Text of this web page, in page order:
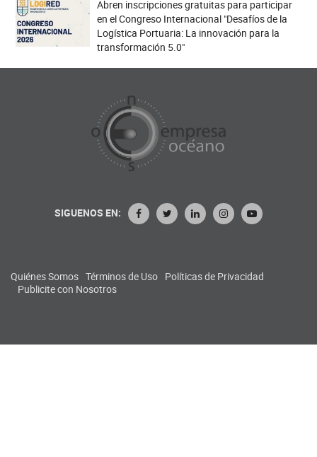
Abren inscripciones gratuitas para participar
en el Congreso Internacional "Desafíos de la
Logística Portuaria: La innovación para la
transformación 5.0"
SIGUENOS EN:
Quiénes Somos Términos de Uso Políticas de Privacidad
Publicite con Nosotros